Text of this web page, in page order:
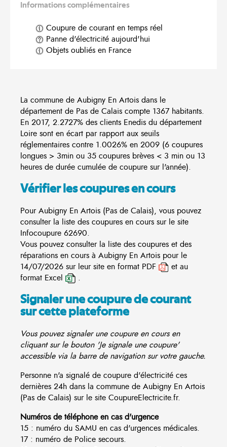
Informations complémentaires
Coupure de courant en temps réel
Panne d'électricité aujourd'hui
Objets oubliés en France
La commune de Aubigny En Artois dans le
département de Pas de Calais compte 1367 habitants.
En 2017, 2.2727% des clients Enedis du département
Loire sont en écart par rapport aux seuils
réglementaires contre 1.0026% en 2009 (6 coupures
longues > 3min ou 35 coupures brèves < 3 min ou 13
heures de durée cumulée de coupure sur l'année).
Vérifier les coupures en cours
Pour Aubigny En Artois (Pas de Calais), vous pouvez
consulter la liste des coupures en cours sur le site
Infocoupure 62690.
Vous pouvez consulter la liste des coupures et des
réparations en cours à Aubigny En Artois pour le
14/07/2026 sur leur site en format PDF
et au
format Excel
.
Signaler une coupure de courant
sur cette plateforme
Vous pouvez signaler une coupure en cours en
cliquant sur le bouton 'Je signale une coupure'
accessible via la barre de navigation sur votre gauche.
Personne n'a signalé de coupure d'électricité ces
dernières 24h dans la commune de Aubigny En Artois
(Pas de Calais) sur le site CoupureElectricite.fr.
Numéros de téléphone en cas d'urgence
15 : numéro du SAMU en cas d'urgences médicales.
17 : numéro de Police secours.